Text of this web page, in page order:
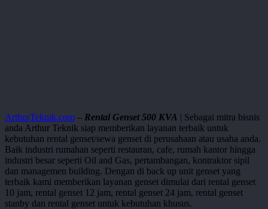
ArthurTeknik.com – Rental Genset 500 KVA | Sebagai mitra bisnis
anda Arthur Teknik siap memberikan layanan terbaik untuk
kebutuhan rental genset/sewa genset di perusahaan atau usaha anda.
Baik industri rumahan seperti restauran, cafe, rumah kantor hingga
industri besar seperti Oil and Gas, pertambangan, kontraktor sipil
dan managemen building. Dengan di back up unit genset yang
terbaik kami memberikan layanan genset dimulai dari rental genset
10 jam, rental genset 12 jam, rental genset 24 jam, rental genset
stanby dan rental genset untuk kebutuhan khusus.